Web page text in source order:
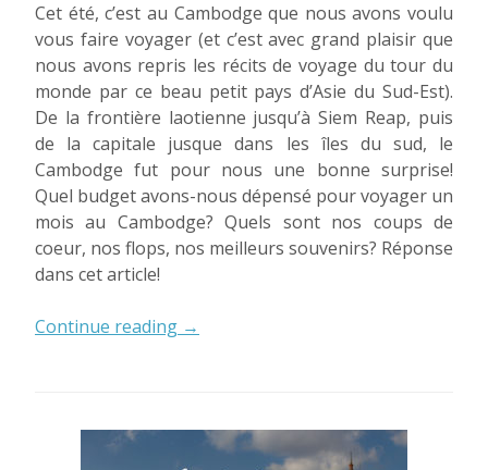
Cet été, c’est au Cambodge que nous avons voulu
vous faire voyager (et c’est avec grand plaisir que
nous avons repris les récits de voyage du tour du
monde par ce beau petit pays d’Asie du Sud-Est).
De la frontière laotienne jusqu’à Siem Reap, puis
de la capitale jusque dans les îles du sud, le
Cambodge fut pour nous une bonne surprise!
Quel budget avons-nous dépensé pour voyager un
mois au Cambodge? Quels sont nos coups de
coeur, nos flops, nos meilleurs souvenirs? Réponse
dans cet article!
Continue reading « Un
petit
bilan! »
→